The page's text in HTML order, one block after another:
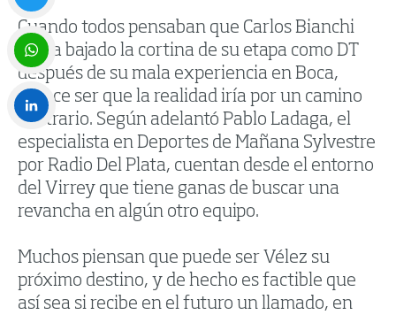
Cuando todos pensaban que Carlos Bianchi
había bajado la cortina de su etapa como DT
después de su mala experiencia en Boca,
parece ser que la realidad iría por un camino
contrario. Según adelantó Pablo Ladaga, el
especialista en Deportes de Mañana Sylvestre
por Radio Del Plata, cuentan desde el entorno
del Virrey que tiene ganas de buscar una
revancha en algún otro equipo.
Muchos piensan que puede ser Vélez su
próximo destino, y de hecho es factible que
así sea si recibe en el futuro un llamado, en
Twitter
WhatsApp
LinkedIn